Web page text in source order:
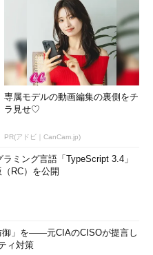
専属モデルの動画編集の裏側をチ
ラ見せ♡
PR(アドビ｜CanCam.jp)
ミング言語「TypeScript 3.4」
RC）を公開
御」を――元CIAのCISOが提言し
ィ対策